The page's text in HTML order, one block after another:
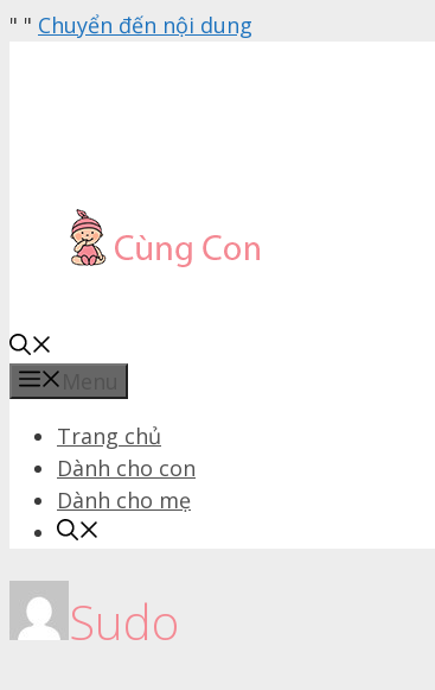
" " Chuyển đến nội dung
Trang chủ
Dành cho con
Dành cho mẹ
Sudo